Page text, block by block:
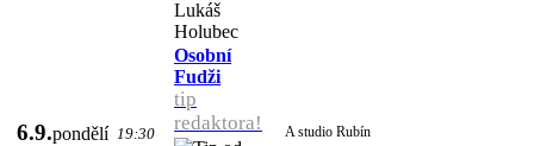
6.9.pondělí 19:30
Osobní
Fudži
tip
redaktora!
A studio Rubín